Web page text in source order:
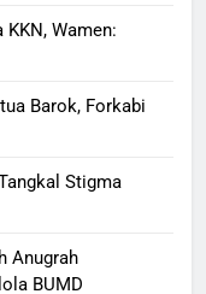
Wamen:
Barok, Forkabi
Stigma
Anugrah
BUMD